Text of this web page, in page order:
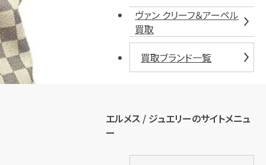
ヴァン クリーフ＆アーペル
買取
買取ブランド一覧
エルメス / ジュエリーのサイトメニュ
ー